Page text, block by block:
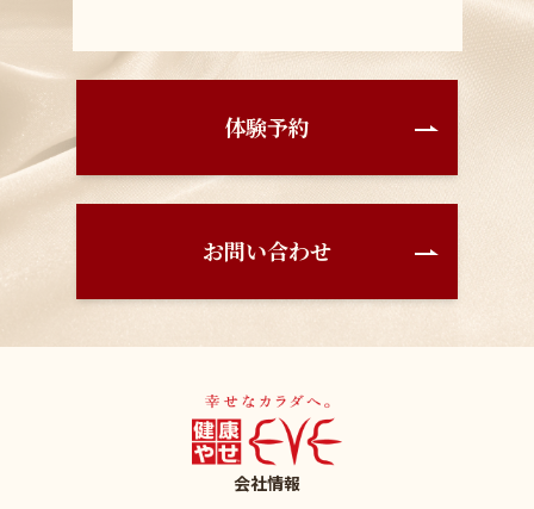
体験予約
お問い合わせ
会社情報